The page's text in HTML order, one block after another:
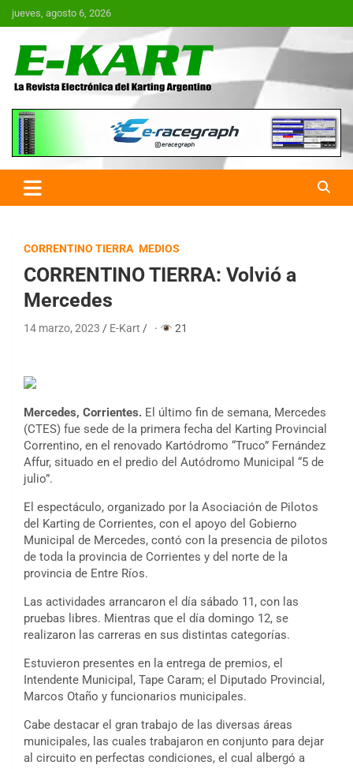
Saltar
al
jueves, agosto 6, 2026
E-Kart.com.ar | La Revista
Electrónica del Karting en
Argentina
CORRENTINO TIERRA MEDIOS
CORRENTINO TIERRA: Volvió a
Mercedes
14 marzo, 2023 E-Kart · 21
Mercedes, Corrientes. El último fin de semana, Mercedes
(CTES) fue sede de la primera fecha del Karting Provincial
Correntino, en el renovado Kartódromo “Truco” Fernández
Affur, situado en el predio del Autódromo Municipal “5 de
julio”.
El espectáculo, organizado por la Asociación de Pilotos
del Karting de Corrientes, con el apoyo del Gobierno
Municipal de Mercedes, contó con la presencia de pilotos
de toda la provincia de Corrientes y del norte de la
provincia de Entre Ríos.
Las actividades arrancaron el día sábado 11, con las
pruebas libres. Mientras que el día domingo 12, se
realizaron las carreras en sus distintas categorías.
Estuvieron presentes en la entrega de premios, el
Intendente Municipal, Tape Caram; el Diputado Provincial,
Marcos Otaño y funcionarios municipales.
Cabe destacar el gran trabajo de las diversas áreas
municipales, las cuales trabajaron en conjunto para dejar
al circuito en perfectas condiciones, el cual albergó a